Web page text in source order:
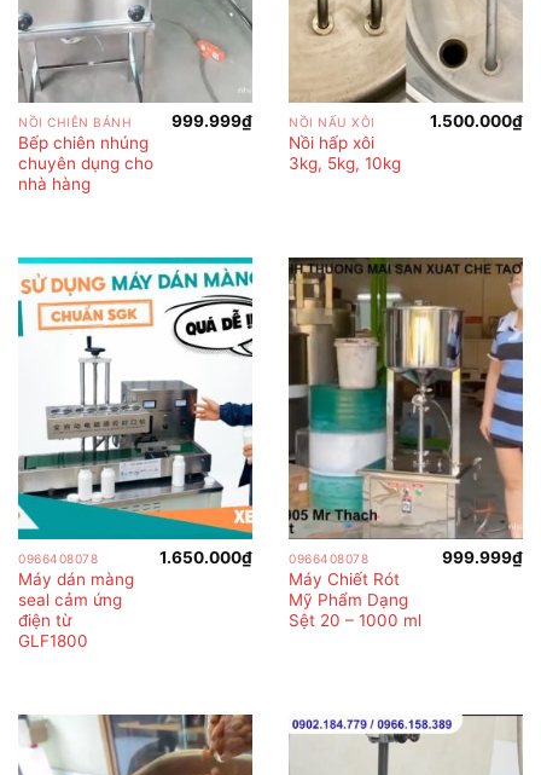
NỒI CHIÊN BÁNH
Bếp chiên nhúng
chuyên dụng cho
nhà hàng
999.999₫ NỒI NẤU XÔI
Nồi hấp xôi
3kg, 5kg, 10kg
1.500.000₫
0966408078
Máy dán màng
seal cảm ứng
điện từ
GLF1800
1.650.000₫ 0966408078
Máy Chiết Rót
Mỹ Phẩm Dạng
Sệt 20 – 1000 ml
999.999₫